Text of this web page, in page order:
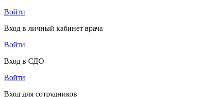
Войти
Вход в личный кабинет врача
Войти
Вход в СДО
Войти
Вход для сотрудников